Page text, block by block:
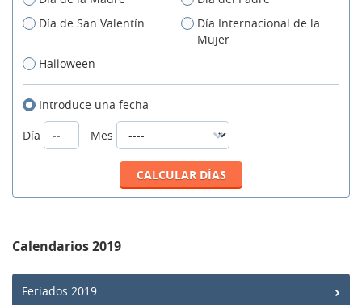
Día de San Valentín
Día Internacional de la
Mujer
Halloween
Introduce una fecha
Día
Mes
Calendarios 2019
Feriados 2019